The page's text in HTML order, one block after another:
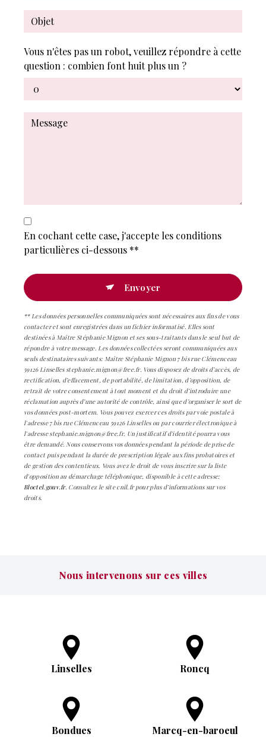
Vous n'êtes pas un robot, veuillez répondre à cette
question : combien font huit plus un ?
En cochant cette case, j'accepte les conditions
particulières ci-dessous **
Envoyer
** Les données personnelles communiquées sont nécessaires aux fins de vous
contacter et sont enregistrées dans un fichier informatisé. Elles sont
destinées à Maître Stéphanie Mignon et ses sous-traitants dans le seul but de
répondre à votre message. Les données collectées seront communiquées aux
seuls destinataires suivants: Maître Stéphanie Mignon 7 bis rue Clémenceau
59126 Linselles stephanie.mignon@free.fr. Vous disposez de droits d’accès, de
rectification, d’effacement, de portabilité, de limitation, d’opposition, de
retrait de votre consentement à tout moment et du droit d’introduire une
réclamation auprès d’une autorité de contrôle, ainsi que d’organiser le sort de
vos données post-mortem. Vous pouvez exercer ces droits par voie postale à
l'adresse 7 bis rue Clémenceau 59126 Linselles ou par courrier électronique à
l'adresse stephanie.mignon@free.fr. Un justificatif d'identité pourra vous
être demandé. Nous conservons vos données pendant la période de prise de
contact puis pendant la durée de prescription légale aux fins probatoires et
de gestion des contentieux. Vous avez le droit de vous inscrire sur la liste
d'opposition au démarchage téléphonique, disponible à cette adresse:
Bloctel.gouv.fr. Consultez le site cnil.fr pour plus d’informations sur vos
droits.
Nous intervenons sur ces villes
Linselles Roncq
Bondues Marcq-en-baroeul